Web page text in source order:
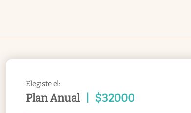
Elegiste el:
Plan Anual $32000